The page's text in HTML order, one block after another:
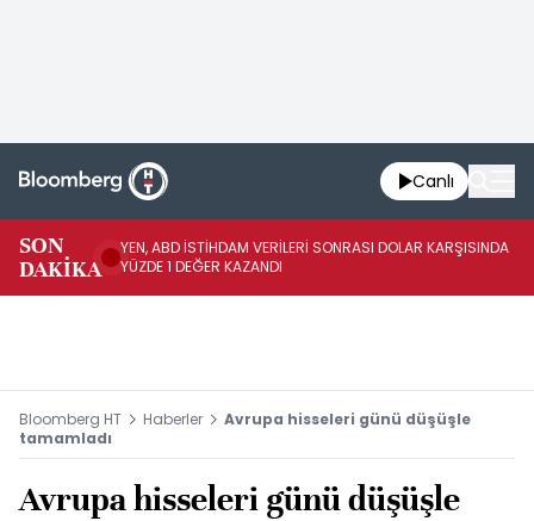
Canlı
SON
DAKİKA
YEN, ABD İSTİHDAM VERİLERİ SONRASI DOLAR KARŞISINDA
YÜZDE 1 DEĞER KAZANDI
Bloomberg HT Haberler
Avrupa hisseleri günü düşüşle
tamamladı
Avrupa hisseleri günü düşüşle